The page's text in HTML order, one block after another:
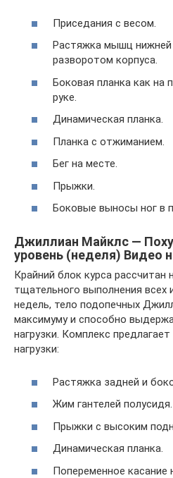
Приседания с весом.
Растяжка мышц
разворотом корпуса.
Боковая планка как на
руке.
Динамическая планка.
Планка с отжиманием.
Бег на месте.
Прыжки.
Боковые выносы ног в
Джиллиан Майклс —
уровень (неделя) Видео
Крайний блок курса рассчитан
тщательного выполнения всех
недель, тело подопечных
максимуму и способно
нагрузки. Комплекс
нагрузки:
Растяжка задней и
Жим гантелей полусидя.
Прыжки с высоким
Динамическая планка.
Попеременное касание